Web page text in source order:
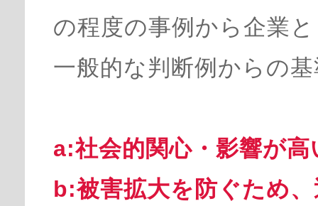
の程度の事例から企業
一般的な判断例からの
a:社会的関心・影響が
b:被害拡大を防ぐため